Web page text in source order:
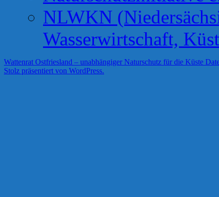
NLWKN
Wasserwirtschaft,
Wattenrat Ostfriesland – unabhängiger Naturschutz für die Küste
Stolz präsentiert von WordPress.